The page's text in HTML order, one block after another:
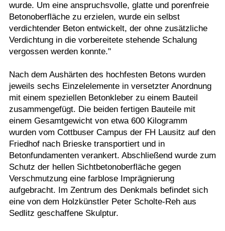
wurde. Um eine anspruchsvolle, glatte und porenfreie
Betonoberfläche zu erzielen, wurde ein selbst
verdichtender Beton entwickelt, der ohne zusätzliche
Verdichtung in die vorbereitete stehende Schalung
vergossen werden konnte."
Nach dem Aushärten des hochfesten Betons wurden
jeweils sechs Einzelelemente in versetzter Anordnung
mit einem speziellen Betonkleber zu einem Bauteil
zusammengefügt. Die beiden fertigen Bauteile mit
einem Gesamtgewicht von etwa 600 Kilogramm
wurden vom Cottbuser Campus der FH Lausitz auf den
Friedhof nach Brieske transportiert und in
Betonfundamenten verankert. Abschließend wurde zum
Schutz der hellen Sichtbetonoberfläche gegen
Verschmutzung eine farblose Imprägnierung
aufgebracht. Im Zentrum des Denkmals befindet sich
eine von dem Holzkünstler Peter Scholte-Reh aus
Sedlitz geschaffene Skulptur.